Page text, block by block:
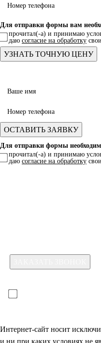
Для отправки формы вам
прочитал(-а) и принимаю
даю согласие на обработку
Для отправки формы
прочитал(-а) и принимаю
даю согласие на обработку
Интернет-сайт носит